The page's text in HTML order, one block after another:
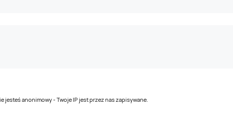
jesteś anonimowy - Twoje IP jest przez nas zapisywane.